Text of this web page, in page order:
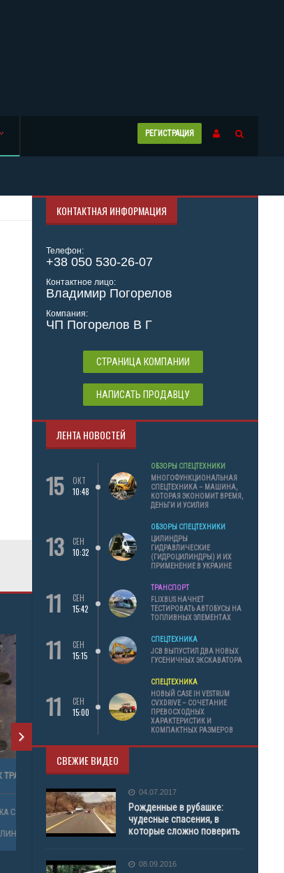
РЕГИСТРАЦИЯ
ШИНЫ К ТРАЛУ 1025*420*457 К-83А 16 СЛ
ПРОДАЖА СОПУТСТВУЮЩИХ ТОВАРОВ
ТРАЛ (ДЛИННОМЕР)
КОНТАКТНАЯ ИНФОРМАЦИЯ
Телефон:
+38 050 530-26-07
Контактное лицо:
Владимир Погорелов
Компания:
ЧП Погорелов В Г
СТРАНИЦА КОМПАНИИ
НАПИСАТЬ ПРОДАВЦУ
ЛЕНТА НОВОСТЕЙ
15
ОКТ
10:48
ОБЗОРЫ СПЕЦТЕХНИКИ
МНОГОФУНКЦИОНАЛЬНАЯ
СПЕЦТЕХНИКА – МАШИНА,
КОТОРАЯ ЭКОНОМИТ ВРЕМЯ,
ДЕНЬГИ И УСИЛИЯ
13
СЕН
10:32
ОБЗОРЫ СПЕЦТЕХНИКИ
ЦИЛИНДРЫ
ГИДРАВЛИЧЕСКИЕ
(ГИДРОЦИЛИНДРЫ) И ИХ
ПРИМЕНЕНИЕ В УКРАИНЕ
11
СЕН
15:42
ТРАНСПОРТ
FLIXBUS НАЧНЕТ
ТЕСТИРОВАТЬ АВТОБУСЫ НА
ТОПЛИВНЫХ ЭЛЕМЕНТАХ
11
СЕН
15:15
СПЕЦТЕХНИКА
JCB ВЫПУСТИЛ ДВА НОВЫХ
ГУСЕНИЧНЫХ ЭКСКАВАТОРА
11
СЕН
15:00
СПЕЦТЕХНИКА
НОВЫЙ CASE IH VESTRUM
CVXDRIVE – СОЧЕТАНИЕ
ПРЕВОСХОДНЫХ
ХАРАКТЕРИСТИК И
КОМПАКТНЫХ РАЗМЕРОВ
СВЕЖИЕ ВИДЕО
04.07.2017
Рожденные в рубашке:
чудесные спасения, в
которые сложно поверить
08.09.2016